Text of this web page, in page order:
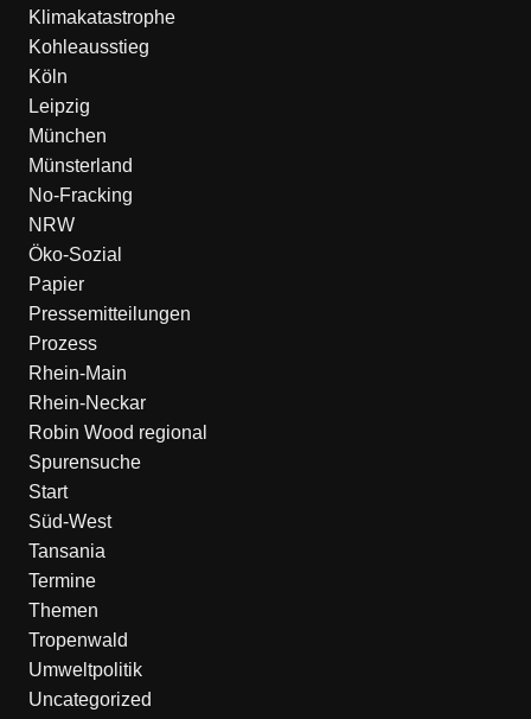
Klimakatastrophe
Kohleausstieg
Köln
Leipzig
München
Münsterland
No-Fracking
NRW
Öko-Sozial
Papier
Pressemitteilungen
Prozess
Rhein-Main
Rhein-Neckar
Robin Wood regional
Spurensuche
Start
Süd-West
Tansania
Termine
Themen
Tropenwald
Umweltpolitik
Uncategorized